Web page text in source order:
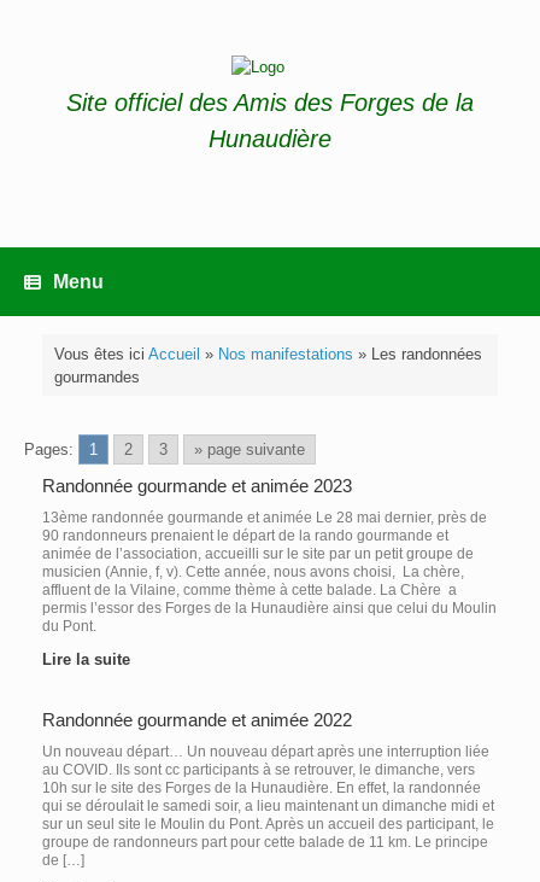
Site officiel des Amis des Forges de la
Hunaudière
Menu
Vous êtes ici Accueil » Nos manifestations » Les randonnées
gourmandes
Pages: 1 2 3 » page suivante
Randonnée gourmande et animée 2023
13ème randonnée gourmande et animée Le 28 mai dernier, près de
90 randonneurs prenaient le départ de la rando gourmande et
animée de l’association, accueilli sur le site par un petit groupe de
musicien (Annie, f, v). Cette année, nous avons choisi, La chère,
affluent de la Vilaine, comme thème à cette balade. La Chère a
permis l’essor des Forges de la Hunaudière ainsi que celui du Moulin
du Pont.
Lire la suite
Randonnée gourmande et animée 2022
Un nouveau départ… Un nouveau départ après une interruption liée
au COVID. Ils sont cc participants à se retrouver, le dimanche, vers
10h sur le site des Forges de la Hunaudière. En effet, la randonnée
qui se déroulait le samedi soir, a lieu maintenant un dimanche midi et
sur un seul site le Moulin du Pont. Après un accueil des participant, le
groupe de randonneurs part pour cette balade de 11 km. Le principe
de […]